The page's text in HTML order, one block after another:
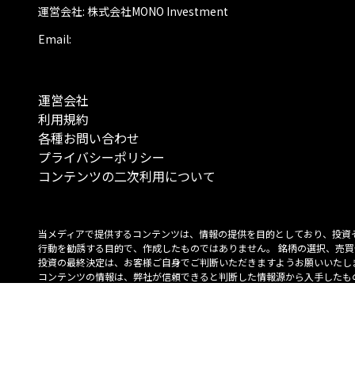
運営会社: 株式会社MONO Investment
Email:
運営会社
利用規約
各種お問い合わせ
プライバシーポリシー
コンテンツの二次利用について
当メディアで提供するコンテンツは、情報の提供を目的としており、投資
行動を勧誘する目的で、作成したものではありません。 銘柄の選択、売
投資の最終決定は、お客様ご自身でご判断いただきますようお願いいたし
コンテンツの情報は、弊社が信頼できると判断した情報源から入手したも